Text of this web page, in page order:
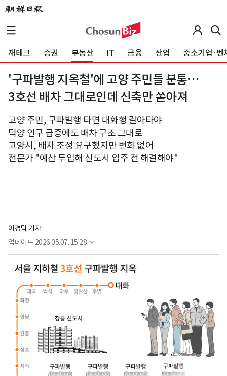
재테크 증권 부동산 IT 금융 산업 중소기업·벤
'구파발행 지옥철'에 고양 주민들 분통…
3호선 배차 그대로인데 신축만 쏟아져
고양 주민, 구파발행 타면 대화행 갈아타야
덕양 인구 급증에도 배차 구조 그대로
고양시, 배차 조정 요구했지만 변화 없어
전문가 "예산 투입해 신도시 입주 전 해결해야"
이경탁 기자
업데이트 2026.05.07. 15:28